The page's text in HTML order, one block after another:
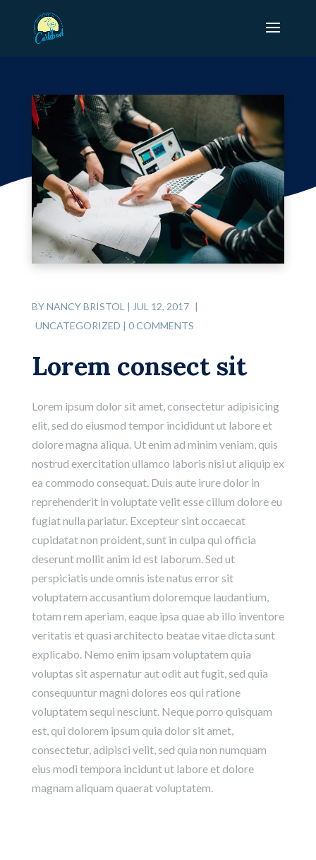
BYNANCY BRISTOL | JUL 12, 2017 |
UNCATEGORIZED | 0 COMMENTS
Lorem consect sit
Lorem ipsum dolor sit amet, consectetur adipisicing
elit, sed do eiusmod tempor incididunt ut labore et
dolore magna aliqua. Ut enim ad minim veniam, quis
nostrud exercitation ullamco laboris nisi ut aliquip ex
ea commodo consequat. Duis aute irure dolor in
reprehenderit in voluptate velit esse cillum dolore eu
fugiat nulla pariatur. Excepteur sint occaecat
cupidatat non proident, sunt in culpa qui officia
deserunt mollit anim id est laborum. Sed ut
perspiciatis unde omnis iste natus error sit
voluptatem accusantium doloremque laudantium,
totam rem aperiam, eaque ipsa quae ab illo inventore
veritatis et quasi architecto beatae vitae dicta sunt
explicabo. Nemo enim ipsam voluptatem quia
voluptas sit aspernatur aut odit aut fugit, sed quia
consequuntur magni dolores eos qui ratione
voluptatem sequi nesciunt. Neque porro quisquam
est, qui dolorem ipsum quia dolor sit amet,
consectetur, adipisci velit, sed quia non numquam
eius modi tempora incidunt ut labore et dolore
magnam aliquam quaerat voluptatem.